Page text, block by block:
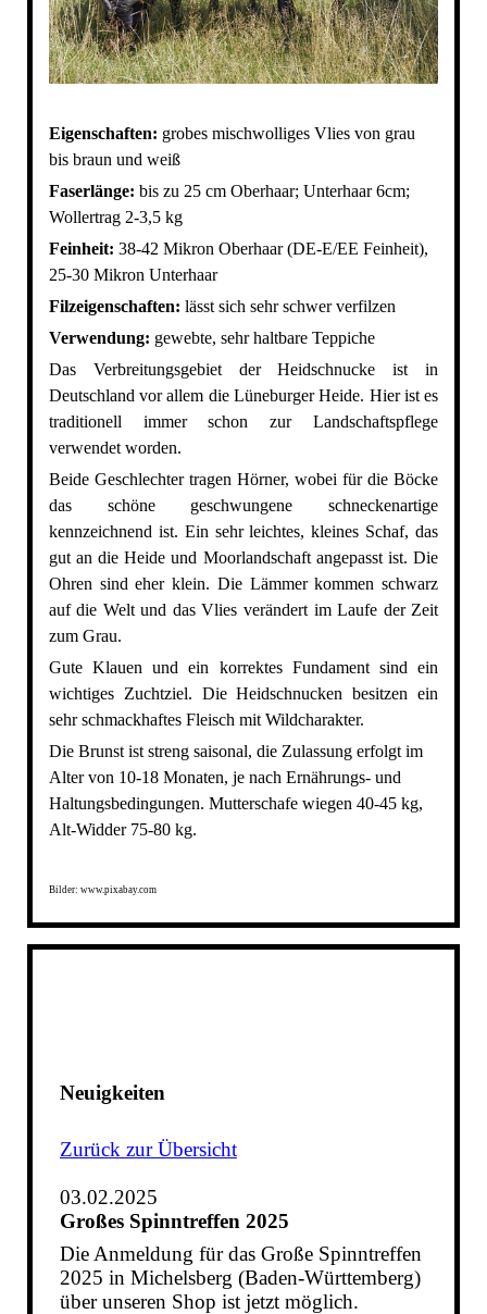
Eigenschaften: grobes mischwolliges Vlies von grau
bis braun und weiß
Faserlänge: bis zu 25 cm Oberhaar; Unterhaar 6cm;
Wollertrag 2-3,5 kg
Feinheit: 38-42 Mikron Oberhaar (DE-E/EE Feinheit),
25-30 Mikron Unterhaar
Filzeigenschaften: lässt sich sehr schwer verfilzen
Verwendung: gewebte, sehr haltbare Teppiche
Das Verbreitungsgebiet der Heidschnucke ist in
Deutschland vor allem die Lüneburger Heide. Hier ist es
traditionell immer schon zur Landschaftspflege
verwendet worden.
Beide Geschlechter tragen Hörner, wobei für die Böcke
das schöne geschwungene schneckenartige
kennzeichnend ist. Ein sehr leichtes, kleines Schaf, das
gut an die Heide und Moorlandschaft angepasst ist. Die
Ohren sind eher klein. Die Lämmer kommen schwarz
auf die Welt und das Vlies verändert im Laufe der Zeit
zum Grau.
Gute Klauen und ein korrektes Fundament sind ein
wichtiges Zuchtziel. Die Heidschnucken besitzen ein
sehr schmackhaftes Fleisch mit Wildcharakter.
Die Brunst ist streng saisonal, die Zulassung erfolgt im
Alter von 10-18 Monaten, je nach Ernährungs- und
Haltungsbedingungen. Mutterschafe wiegen 40-45 kg,
Alt-Widder 75-80 kg.
Bilder: www.pixabay.com
Neuigkeiten
Zurück zur Übersicht
03.02.2025
Großes Spinntreffen 2025
Die Anmeldung für das Große Spinntreffen
2025 in Michelsberg (Baden-Württemberg)
über unseren Shop ist jetzt möglich.